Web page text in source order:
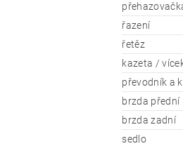
řazení
řetěz
kazeta /
převodník a
brzda přední
brzda zadní
sedlo